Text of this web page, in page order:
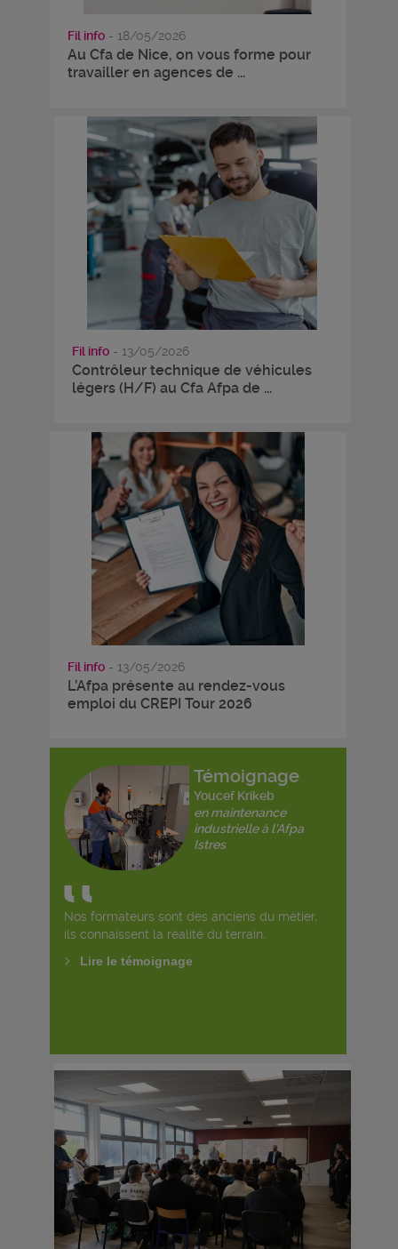
Fil info - 18/05/2026
Au Cfa de Nice, on vous forme pour
travailler en agences de ...
Fil info - 13/05/2026
Contrôleur technique de véhicules
légers (H/F) au Cfa Afpa de ...
Fil info - 13/05/2026
L’Afpa présente au rendez-vous
emploi du CREPI Tour 2026
Témoignage
Youcef Krikeb
en maintenance
industrielle à l'Afpa
Istres
Nos formateurs sont des anciens du métier,
ils connaissent la réalité du terrain.
Lire le témoignage